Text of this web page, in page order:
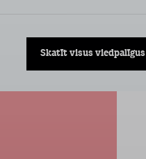
Skatīt visus viedpalīgus